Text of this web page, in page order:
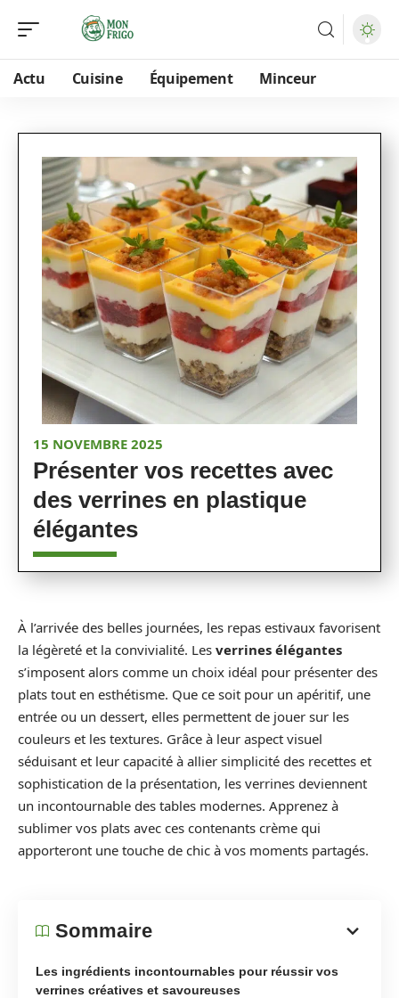
Actu Cuisine Équipement Minceur
15 NOVEMBRE 2025
Présenter vos recettes avec
des verrines en plastique
élégantes
À l’arrivée des belles journées, les repas estivaux favorisent
la légèreté et la convivialité. Les verrines élégantes
s’imposent alors comme un choix idéal pour présenter des
plats tout en esthétisme. Que ce soit pour un apéritif, une
entrée ou un dessert, elles permettent de jouer sur les
couleurs et les textures. Grâce à leur aspect visuel
séduisant et leur capacité à allier simplicité des recettes et
sophistication de la présentation, les verrines deviennent
un incontournable des tables modernes. Apprenez à
sublimer vos plats avec ces contenants crème qui
apporteront une touche de chic à vos moments partagés.
Sommaire
Les ingrédients incontournables pour réussir vos
verrines créatives et savoureuses